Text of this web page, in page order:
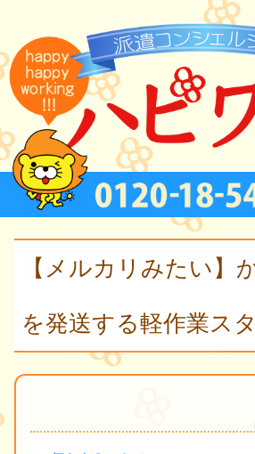
【メルカリみたい】
を発送する軽作業ス